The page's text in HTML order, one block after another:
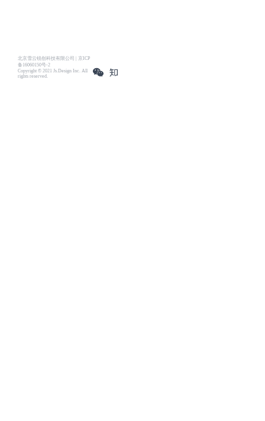
北京雪云锐创科技有限公司 | 京ICP
备16060150号-2
Copyright © 2021 Js.Design Inc. All
rights reserved.